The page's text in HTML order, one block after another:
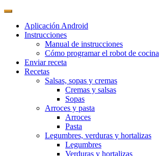
Aplicación Android
Instrucciones
Manual de instrucciones
Cómo programar el robot de cocina
Enviar receta
Recetas
Salsas, sopas y cremas
Cremas y salsas
Sopas
Arroces y pasta
Arroces
Pasta
Legumbres, verduras y hortalizas
Legumbres
Verduras y hortalizas